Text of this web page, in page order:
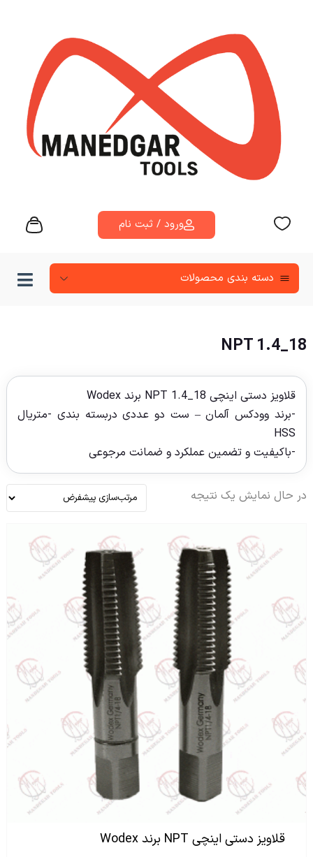
ورود / ثبت نام
دسته‌ بندی محصولات
NPT 1.4_18
قلاویز دستی اینچی NPT 1.4_18 برند Wodex
-برند وودکس آلمان – ست دو عددی دربسته بندی -متریال
HSS
-باکیفیت و تضمین عملکرد و ضمانت مرجوعی
در حال نمایش یک نتیجه
قلاویز دستی اینچی NPT برند Wodex